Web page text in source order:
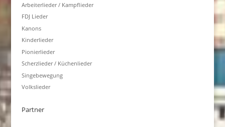
Arbeiterlieder / Kampflieder
FDJ Lieder
Kanons
Kinderlieder
Pionierlieder
Scherzlieder / Küchenlieder
Singebewegung
Volkslieder
Partner